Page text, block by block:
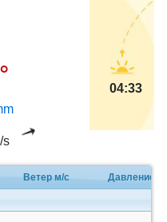
s
04:33
Ветер м/с Давление